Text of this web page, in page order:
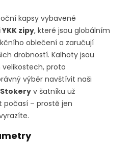
kapsy vybavené
zipy, které jsou globálním
oblečení a zaručují
drobností. Kalhoty jsou
proto
výběr navštívit naši
Stokery v šatníku už
– prostě jen